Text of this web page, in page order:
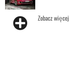
Zobacz więcej